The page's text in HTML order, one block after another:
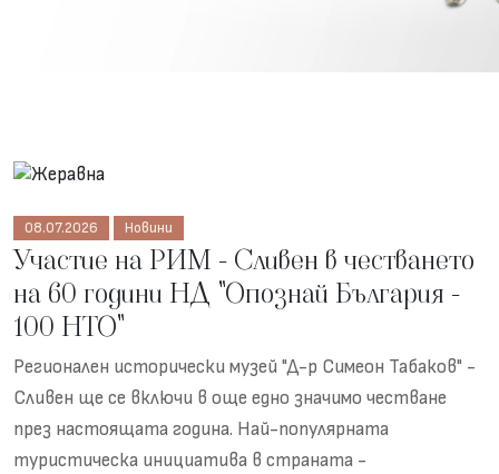
08.07.2026 Новини
Участие на РИМ - Сливен в честването
на 60 години НД "Опознай България -
100 НТО"
Регионален исторически музей "Д-р Симеон Табаков" -
Сливен ще се включи в още едно значимо честване
през настоящата година. Най-популярната
туристическа инициатива в страната -